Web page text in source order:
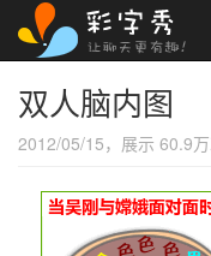
双人脑内图
2012/05/15，展示 60.9